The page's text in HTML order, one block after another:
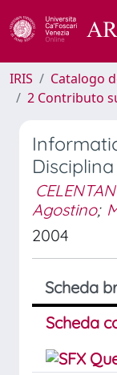
IRIS
Catalogo
2 Contributo
Agostino;
2004
Scheda
Scheda